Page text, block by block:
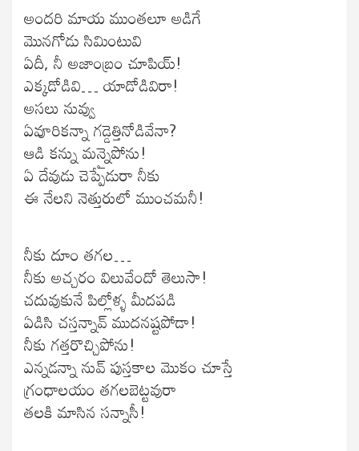
అందరి మాయ ముంతలూ అడిగే
మొనగోడు సిమింటువి
ఏదీ, నీ అజాంబ్రం చూపియ్!
ఎక్కడోడివి… యాడోడివిరా!
అసలు నువ్వు
ఏవూరికన్నా గడ్డెత్తినోడివేనా?
ఆడి కన్ను మన్నైపోను!
ఏ దేవుడు చెప్పేడురా నీకు
ఈ నేలని నెత్తురులో ముంచమనీ!
నీకు దూం తగల…
నీకు అచ్చరం విలువేందో తెలుసా!
చదువుకునే పిల్లోళ్ళ మీదపడి
ఏడిసి చస్తన్నావ్ ముదనష్టపోడా!
నీకు గత్తరొచ్చిపోను!
ఎన్నడన్నా నువ్ పుస్తకాల మొకం చూస్తే
గ్రంధాలయం తగలబెట్టవురా
తలకి మాసిన సన్నాసీ!